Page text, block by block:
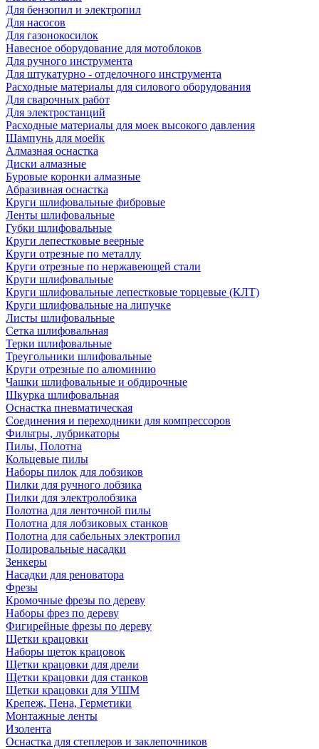
Для бензопил и электропил
Для насосов
Для газонокосилок
Навесное оборудование для мотоблоков
Для ручного инструмента
Для штукатурно - отделочного инструмента
Расходные материалы для силового оборудования
Для сварочных работ
Для электростанций
Расходные материалы для моек высокого давления
Шампунь для моейк
Алмазная оснастка
Диски алмазные
Буровые коронки алмазные
Абразивная оснастка
Круги шлифовальные фибровые
Ленты шлифовальные
Губки шлифовальные
Круги лепестковые веерные
Круги отрезные по металлу
Круги отрезные по нержавеющей стали
Круги шлифовальные
Круги шлифовальные лепестковые торцевые (КЛТ)
Круги шлифовальные на липучке
Листы шлифовальные
Сетка шлифовальная
Терки шлифовальные
Треугольники шлифовальные
Круги отрезные по алюминию
Чашки шлифовальные и обдирочные
Шкурка шлифовальная
Оснастка пневматическая
Соединения и переходники для компрессоров
Фильтры, лубрикаторы
Пилы, Полотна
Кольцевые пилы
Наборы пилок для лобзиков
Пилки для ручного лобзика
Пилки для электролобзика
Полотна для ленточной пилы
Полотна для лобзиковых станков
Полотна для сабельных электропил
Полировальные насадки
Зенкеры
Насадки для реноватора
Фрезы
Кромочные фрезы по дереву
Наборы фрез по дереву
Фигирейные фрезы по дереву
Щетки крацовки
Наборы щеток крацовок
Щетки крацовки для дрели
Щетки крацовки для станков
Щетки крацовки для УШМ
Крепеж, Пена, Герметики
Монтажные ленты
Изолента
Оснастка для степлеров и заклепочников